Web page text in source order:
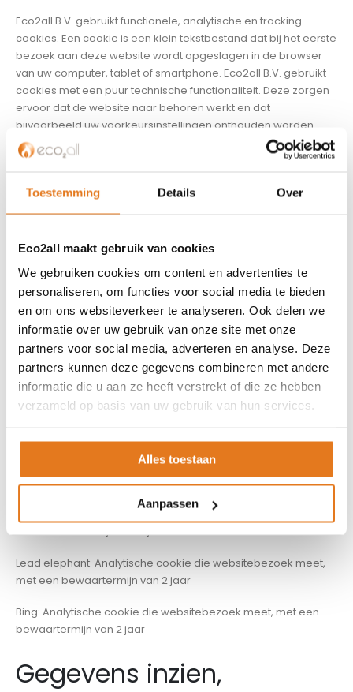
Toestemming Details Over
Eco2all maakt gebruik van cookies
We gebruiken cookies om content en advertenties te
personaliseren, om functies voor social media te bieden
en om ons websiteverkeer te analyseren. Ook delen we
informatie over uw gebruik van onze site met onze
partners voor social media, adverteren en analyse. Deze
partners kunnen deze gegevens combineren met andere
informatie die u aan ze heeft verstrekt of die ze hebben
verzameld op basis van uw gebruik van hun services.
Alles toestaan
Aanpassen
Eco2all B.V. gebruikt functionele, analytische en tracking
cookies. Een cookie is een klein tekstbestand dat bij het eerste
bezoek aan deze website wordt opgeslagen in de browser
van uw computer, tablet of smartphone. Eco2all B.V. gebruikt
cookies met een puur technische functionaliteit. Deze zorgen
ervoor dat de website naar behoren werkt en dat
bijvoorbeeld uw voorkeursinstellingen onthouden worden.
Deze cookies worden ook gebruikt om de website goed te
laten werken en deze te kunnen optimaliseren. Daarnaast
op maat gemaakte content en advertenties kunnen
aanbieden. Bij uw eerste bezoek aan onze website hebben
toestemming gevraagd voor het plaatsen ervan. U kunt u
dat deze geen cookies meer opslaat. Daarnaast kunt u ook
alle informatie die eerder is opgeslagen via de instellingen
van uw browser verwijderen.
Op deze website worden ook cookies geplaatst door derden.
Dit zijn bijvoorbeeld adverteerders en/of de sociale media-
bedrijven. Hieronder een overzicht:
Google analytics: Analytische cookie die websitebezoek
Facebook pixel: Analytische cookie die websitebezoek meet,
met een bewaartermijn van 2 jaar
Leadinfo: Analytische cookie die websitebezoek meet, met
Lead elephant: Analytische cookie die websitebezoek meet,
met een bewaartermijn van 2 jaar
Bing: Analytische cookie die websitebezoek meet, met een
bewaartermijn van 2 jaar
Gegevens inzien,